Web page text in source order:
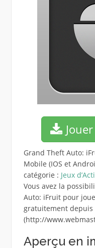
Grand Theft Auto:
Mobile (IOS et
catégorie : Jeux
Vous avez la
Auto: iFruit pour
gratuitement depuis
(http://
Aperçu en